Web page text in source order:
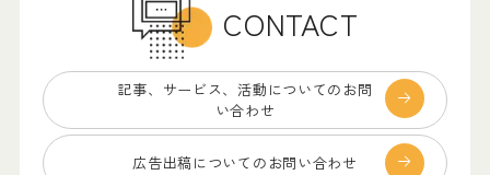
CONTACT
記事、サービス、 活動についてのお問
い合わせ
広告出稿についての お問い合わせ